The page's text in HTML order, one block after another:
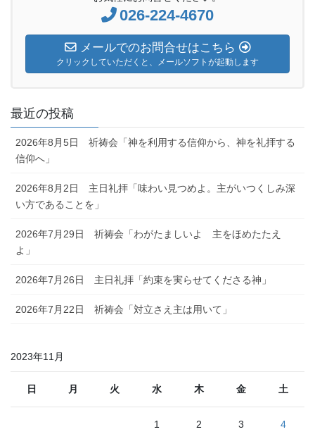
026-224-4670
メールでのお問合せはこちら
クリックしていただくと、メールソフトが起動します
最近の投稿
2026年8月5日 祈祷会「神を利用する信仰から、神を礼拝する
信仰へ」
2026年8月2日 主日礼拝「味わい見つめよ。主がいつくしみ深
い方であることを」
2026年7月29日 祈祷会「わがたましいよ 主をほめたたえ
よ」
2026年7月26日 主日礼拝「約束を実らせてくださる神」
2026年7月22日 祈祷会「対立さえ主は用いて」
2023年11月
日 月 火 水 木 金 土
1 2 3 4